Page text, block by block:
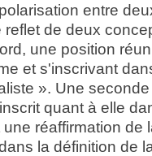
entre
reflet de deux
une position
et s'inscrivant
». Une
quant à elle
réaffirmation de
la définition de